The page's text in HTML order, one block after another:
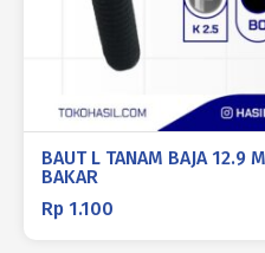
BAUT L TANAM BAJA 12.9
BAKAR
Rp 1.100